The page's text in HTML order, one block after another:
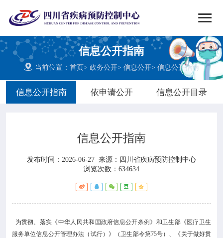

信息公开指南
 当前位置：首页>政务公开>信息公开>信息公开指南
信息公开指南 依申请公开 信息公开目录

网站首页
中心概况 
专业服务 
信息公开指南
发布时间：2026-06-27 来源： 四川省疾病预防控制中心
浏览次数：634634
为贯彻、落实《中华人民共和国政府信息公开条例》和卫生部《医疗卫生
服务单位信息公开管理办法（试行）》（卫生部令第75号）、《关于做好贯